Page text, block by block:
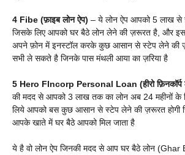
4 Fibe (फ़ाइब लोन ऐप) – ये लोन ऐप आपको 5 लाख से
जिसके लिए आपको घर बैठे लोन लेने की ज़रूरत है, और
अपने फ़ोन में इनस्टॉल करके कुछ आसान से स्टेप लेने की
सभी ले सकते है जिनके पास मंथली आया का ज़रिया है
5 Hero FIncorp Personal Loan (हीरो फ़िनकॉर्प
की मदद से आपको 3 लाख तक का लोन अब 24 महीनों के
लिये आपको बस कुछ आसान से स्टेप लेने की ज़रूरत होगी
आपके खाते में घर बैठे आपको मिल जाता है
ये है वो लोन ऐप जिनकी मदद से आप घर बैठे लोन